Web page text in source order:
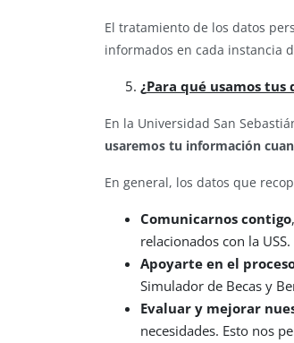
El tratamiento de los datos
informados en cada instancia
¿Para qué usamos tus
En la Universidad San
usaremos tu información
En general, los datos que
Comunicarnos contigo
relacionados con la USS.
Apoyarte en el
Simulador de Becas y
Evaluar y mejorar
necesidades. Esto nos